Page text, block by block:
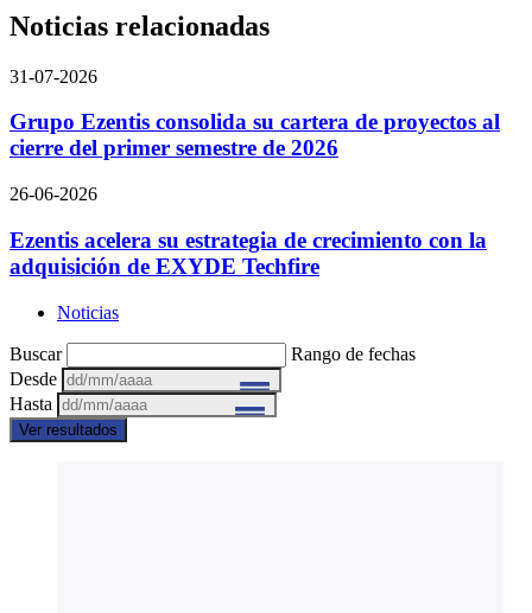
Noticias relacionadas
31-07-2026
Grupo Ezentis consolida su cartera de proyectos al
cierre del primer semestre de 2026
26-06-2026
Ezentis acelera su estrategia de crecimiento con la
adquisición de EXYDE Techfire
Noticias
Buscar
Rango de fechas
Desde
Hasta